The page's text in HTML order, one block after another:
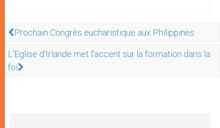
Prochain Congrès eucharistique aux Philippines
L'Eglise d'Irlande met l'accent sur la formation dans la
foi